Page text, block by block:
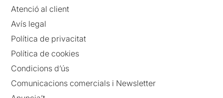
Atenció al client
Avís legal
Política de privacitat
Política de cookies
Condicions d’ús
Comunicacions comercials i Newsletter